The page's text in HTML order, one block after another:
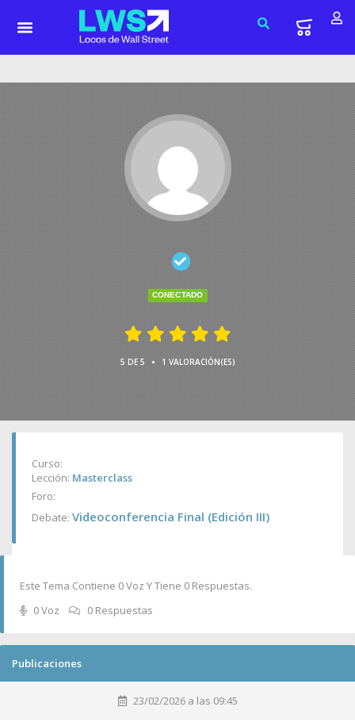
CONECTADO
5 DE 5 • 1 VALORACIÓN(ES)
Curso:
Lección: Masterclass
Foro:
Debate: Videoconferencia Final (Edición III)
Este Tema Contiene 0 Voz Y Tiene 0 Respuestas.
0 Voz
0 Respuestas
Publicaciones
23/02/2026 a las 09:45